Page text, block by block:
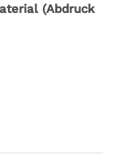
(Abdruck